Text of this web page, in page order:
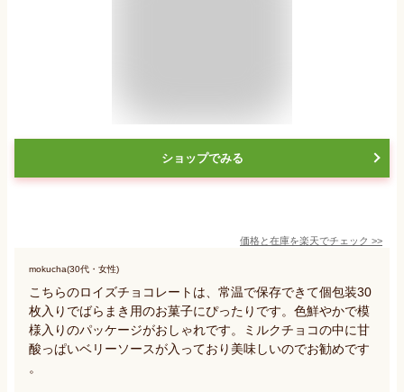
ショップでみる
価格と在庫を楽天でチェック >>
mokucha(30代・女性)
こちらのロイズチョコレートは、常温で保存できて個包装30
枚入りでばらまき用のお菓子にぴったりです。色鮮やかで模
様入りのパッケージがおしゃれです。ミルクチョコの中に甘
酸っぱいベリーソースが入っており美味しいのでお勧めです
。